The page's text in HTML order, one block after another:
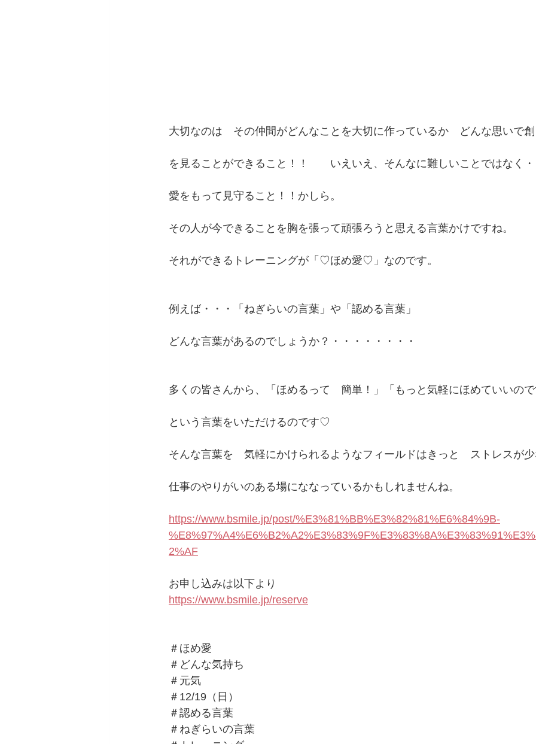
大切なのは　その仲間がどんなことを大切に作っているか　どんな思いで
を見ることができること！！　　いえいえ、そんなに難しいことではなく
愛をもって見守ること！！かしら。
その人が今できることを胸を張って頑張ろうと思える言葉かけですね。
それができるトレーニングが「♡ほめ愛♡」なのです。
例えば・・・「ねぎらいの言葉」や「認める言葉」
どんな言葉があるのでしょうか？・・・・・・・・
多くの皆さんから、「ほめるって　簡単！」「もっと気軽にほめていいの
という言葉をいただけるのです♡
そんな言葉を　気軽にかけられるようなフィールドはきっと　ストレスが
仕事のやりがいのある場にななっているかもしれませんね。
https://www.bsmile.jp/post/%E3%81%BB%E3%82%81%E6%84%9B-
2%AF
お申し込みは以下より
https://www.bsmile.jp/reserve
＃ほめ愛
＃どんな気持ち
＃元気
＃12/19（日）
＃認める言葉
＃ねぎらいの言葉